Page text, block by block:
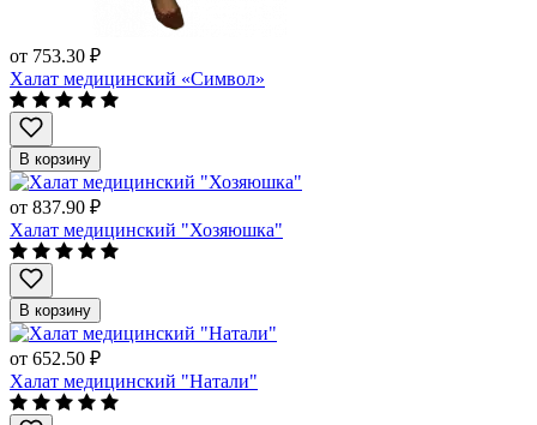
от 753.30 ₽
Халат медицинский «Символ»
В корзину
от 837.90 ₽
Халат медицинский "Хозяюшка"
В корзину
от 652.50 ₽
Халат медицинский "Натали"